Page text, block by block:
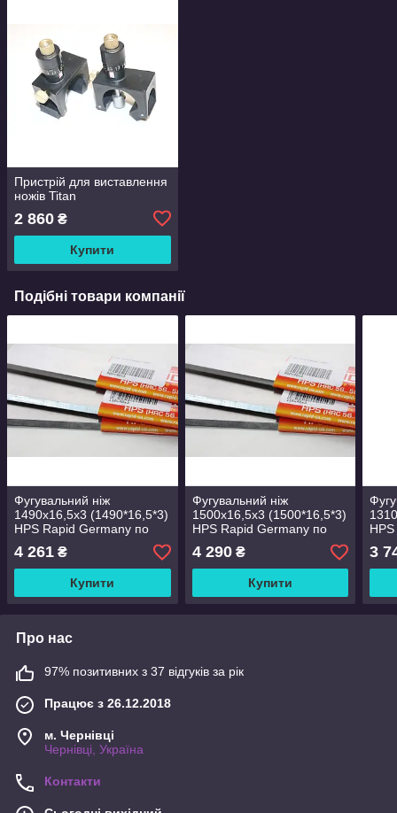
Пристрій для виставлення
ножів Titan
2 860 ₴
Купити
Подібні товари компанії
Фугувальний ніж
1490х16,5х3 (1490*16,5*3)
HPS Rapid Germany по
дереву
4 261 ₴
Купити
Фугувальний ніж
1500х16,5х3 (1500*16,5*3)
HPS Rapid Germany по
дереву
4 290₴
Купити
3
Про нас
97% позитивних з 37 відгуків за рік
Працює з 26.12.2018
м. Чернівці
Чернівці, Україна
Контакти